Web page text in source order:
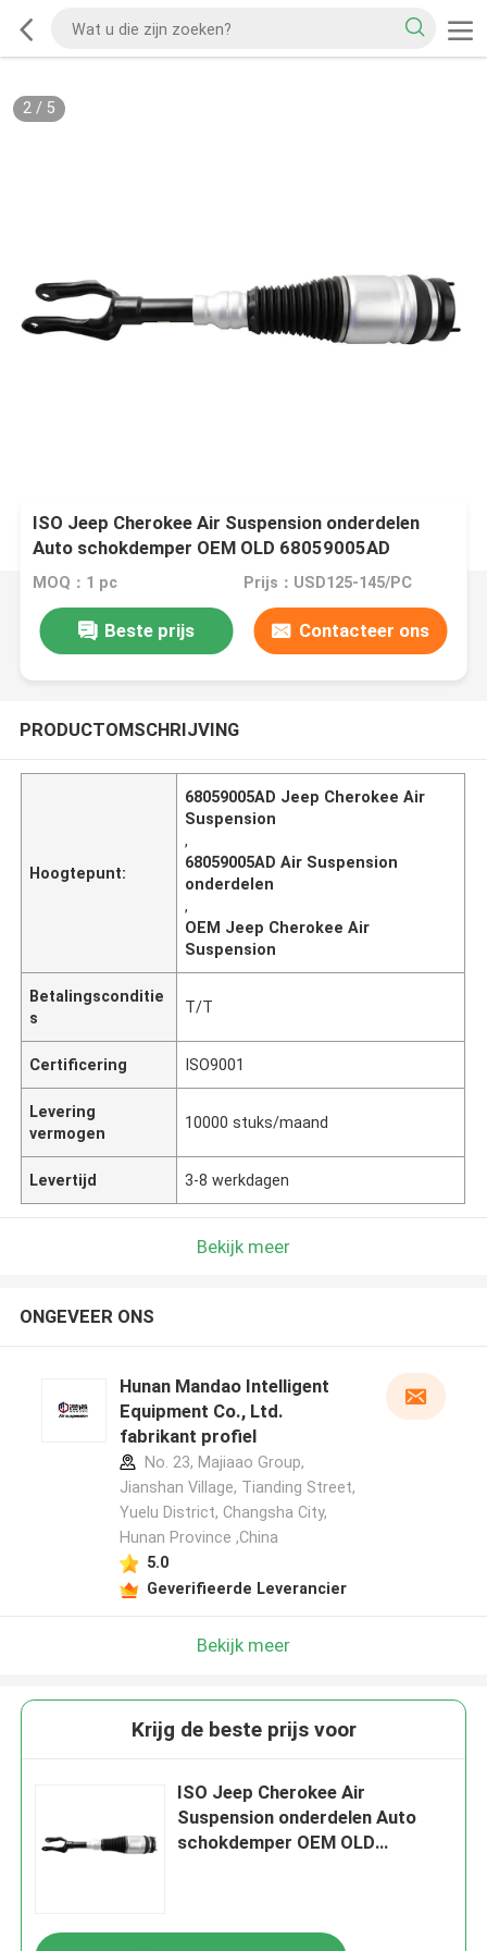
2/ 5
ISO Jeep Cherokee Air Suspension onderdelen
Auto schokdemper OEM OLD 68059005AD
MOQ：1 pc Prijs：USD125-145/PC
Beste prijs Contacteer ons
PRODUCTOMSCHRIJVING
Hoogtepunt:
68059005AD Jeep Cherokee Air
Suspension
,
68059005AD Air Suspension
onderdelen
,
OEM Jeep Cherokee Air
Suspension
Betalingsconditie
s
T/T
Certificering ISO9001
Levering
vermogen
10000 stuks/maand
Levertijd 3-8 werkdagen
Bekijk meer
ONGEVEER ONS
Hunan Mandao Intelligent
Equipment Co., Ltd.
fabrikant profiel
No. 23, Majiaao Group,
Jianshan Village, Tianding Street,
Yuelu District, Changsha City,
Hunan Province ,China
5.0
Geverifieerde Leverancier
Bekijk meer
Krijg de beste prijs voor
ISO Jeep Cherokee Air
Suspension onderdelen Auto
schokdemper OEM OLD